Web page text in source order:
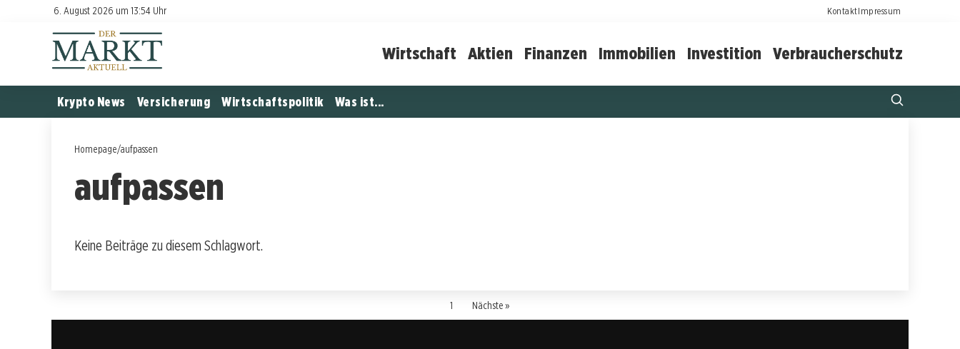
6. August 2026 um 13:54 Uhr KontaktImpressum
Wirtschaft Aktien Finanzen Immobilien Investition Verbraucherschutz
Krypto News Versicherung Wirtschaftspolitik Was ist...
Homepage/aufpassen
aufpassen
Keine Beiträge zu diesem Schlagwort.
1 Nächste »